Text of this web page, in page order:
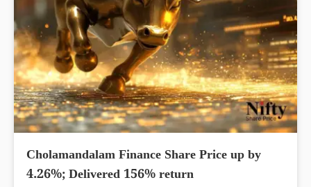
Cholamandalam Finance Share Price up by
4.26%; Delivered 156% return